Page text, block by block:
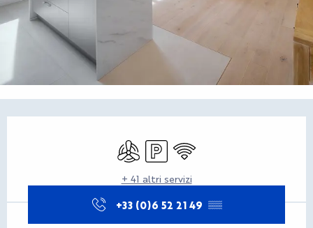
Orari e contatti
Aria condizionata
Parcheggio
Wi-Fi
+ 41 altri servizi
+33 (0)6 52 21 49 ▒▒